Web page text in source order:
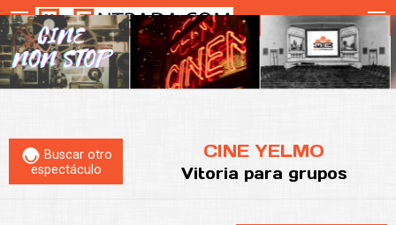
Buscar otro
espectáculo
CINE YELMO
Vitoria para grupos